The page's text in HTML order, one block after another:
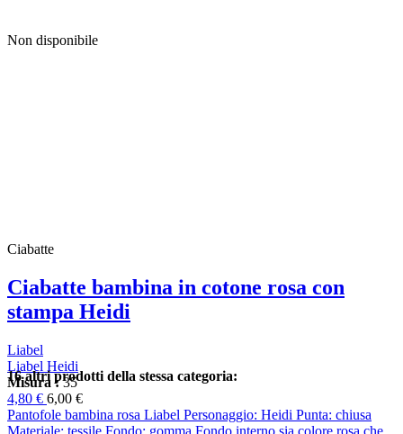
Non disponibile
Ciabatte
Ciabatte bambina in cotone rosa con
stampa Heidi
Liabel
Liabel Heidi
Misura : 35
4,80 € 6,00 €
Pantofole bambina rosa Liabel Personaggio: Heidi Punta: chiusa
Materiale: tessile Fondo: gomma Fondo interno sia colore rosa che
16 altri prodotti della stessa categoria: